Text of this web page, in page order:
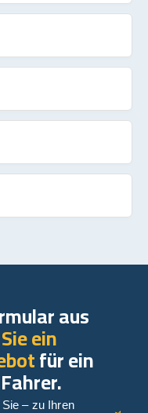
aus
ein
für ein
– zu Ihren